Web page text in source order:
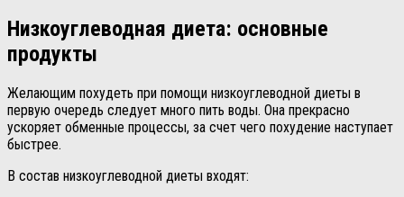
Низкоуглеводная диета: основные
продукты
Желающим похудеть при помощи низкоуглеводной диеты в
первую очередь следует много пить воды. Она прекрасно
ускоряет обменные процессы, за счет чего похудение наступает
быстрее.
В состав низкоуглеводной диеты входят: